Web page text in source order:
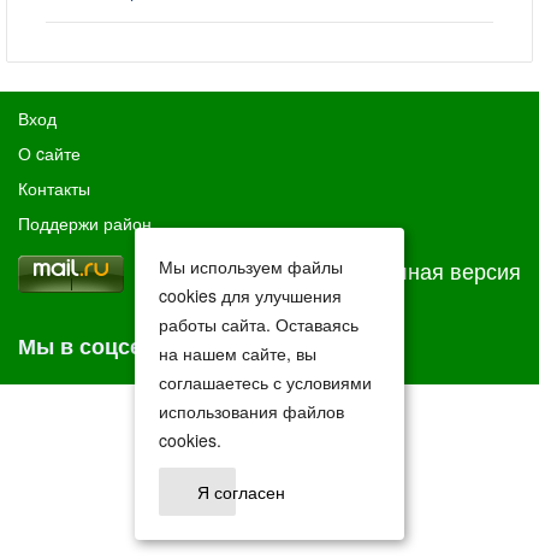
Вход
О cайте
Контакты
Поддержи район
Полная версия
Мы в соцсетях
Мы используем файлы
cookies для улучшения
работы сайта. Оставаясь
на нашем сайте, вы
соглашаетесь с условиями
использования файлов
cookies.
Я согласен